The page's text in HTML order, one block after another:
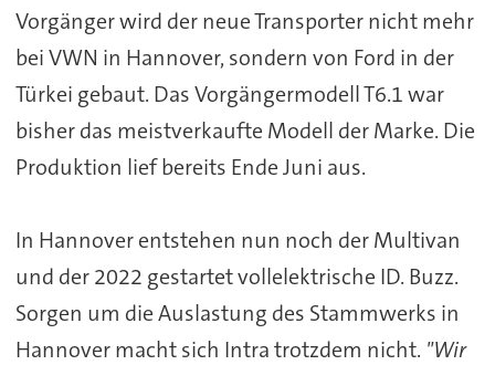
Vorgänger wird der neue Transporter nicht mehr
bei VWN in Hannover, sondern von Ford in der
Türkei gebaut. Das Vorgängermodell T6.1 war
bisher das meistverkaufte Modell der Marke. Die
Produktion lief bereits Ende Juni aus.
In Hannover entstehen nun noch der Multivan
und der 2022 gestartet vollelektrische ID. Buzz.
Sorgen um die Auslastung des Stammwerks in
Hannover macht sich Intra trotzdem nicht. "Wir